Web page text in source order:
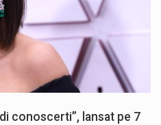
conoscerti”, lansat pe 7